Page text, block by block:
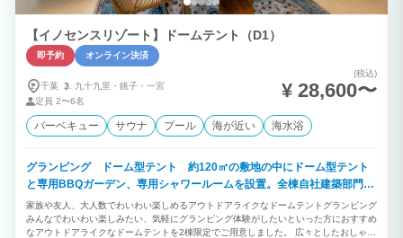
【イノセンスリゾート】ドームテント（D1）
即予約 オンライン決済
千葉 九十九里・ 銚子・ 一宮
定員 2〜6名
(税込)
¥ 28,600〜
バーベキュー サウナ プール 海が近い 海水浴
グランピング ドーム型テント 約120㎡の敷地の中にドーム型テント
と専用BBQガーデン、専用シャワールームを設置。全棟自社建築部門で
デザイン建築されたお洒落なお部屋です。
家族や友人、大人数でわいわい楽しめるアウトドアライクなドームテントグランピング
みんなでわいわい楽しみたい、気軽にグランピング体験がしたいといった方におすすめ
なアウトドアライクなドームテントを2棟限定でご用意しました。 広々としたおしゃれ